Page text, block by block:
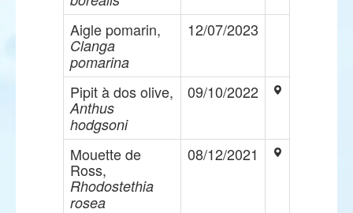
Aigle pomarin,
Clanga
pomarina
12/07/2023
Pipit à dos olive,
Anthus
hodgsoni
09/10/2022
Mouette de
Ross,
Rhodostethia
rosea
08/12/2021